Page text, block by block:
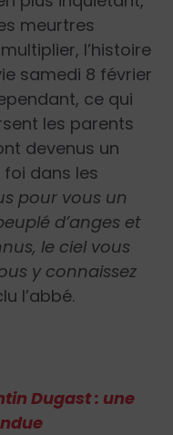
meurtres
l’histoire
samedi 8 février
ce qui
les parents
devenus un
dans les
pour vous un
d’anges et
le ciel vous
y connaissez
l’abbé.
Dugast : une